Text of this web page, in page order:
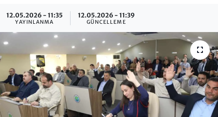
12.05.2026 - 11:35
YAYINLANMA
12.05.2026 - 11:39
GÜNCELLEME